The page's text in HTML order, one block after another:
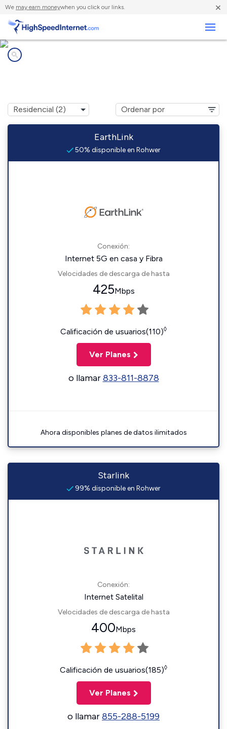
We may earn moneywhen you click our links. ×
EarthLink
50% disponible en Rohwer
Conexión:
Internet 5G en casa y Fibra
Velocidades de descarga de hasta
425Mbps
Calificación de usuarios(110)◊
Ver Planes
o llamar833-811-8878
Ahora disponibles planes de datos ilimitados
Starlink
99% disponible en Rohwer
Conexión:
Internet Satelital
Velocidades de descarga de hasta
400Mbps
Calificación de usuarios(185)◊
Ver Planes
o llamar855-288-5199